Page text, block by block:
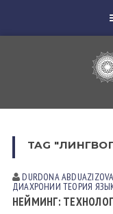
TAG
DURDONA АBDUАZIZOVА
ДИАХРОНИИ ТЕОРИЯ
НЕЙМИНГ: